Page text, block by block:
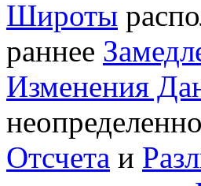
Широты
раннее
Изменения
Отсчета и